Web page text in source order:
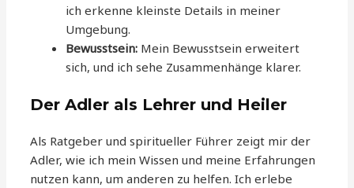
ich erkenne kleinste Details in meiner
Umgebung.
Bewusstsein: Mein Bewusstsein erweitert
sich, und ich sehe Zusammenhänge klarer.
Der Adler als Lehrer und Heiler
Als Ratgeber und spiritueller Führer zeigt mir der
Adler, wie ich mein Wissen und meine Erfahrungen
nutzen kann, um anderen zu helfen. Ich erlebe